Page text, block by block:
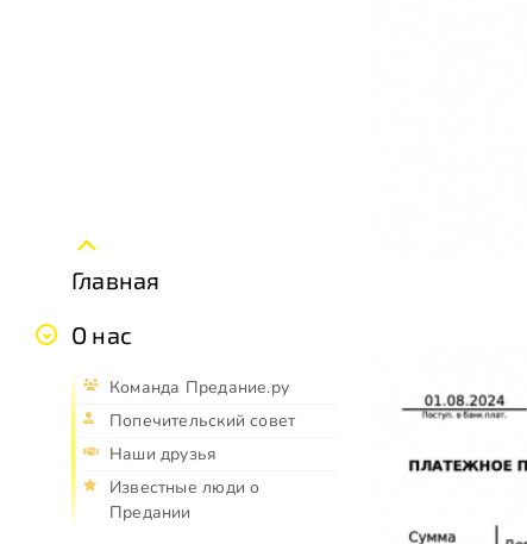
Главная
О нас
Команда Предание.ру
Попечительский совет
Наши друзья
Известные люди о
Предании